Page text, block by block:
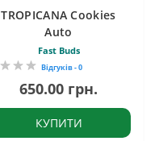
TROPICANA Cookies
Auto
Fast Buds
Відгуків - 0
650.00 грн.
КУПИТИ